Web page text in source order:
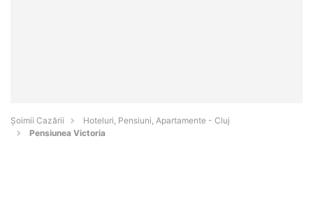
Șoimii Cazării
Hoteluri, Pensiuni, Apartamente - Cluj
Pensiunea Victoria